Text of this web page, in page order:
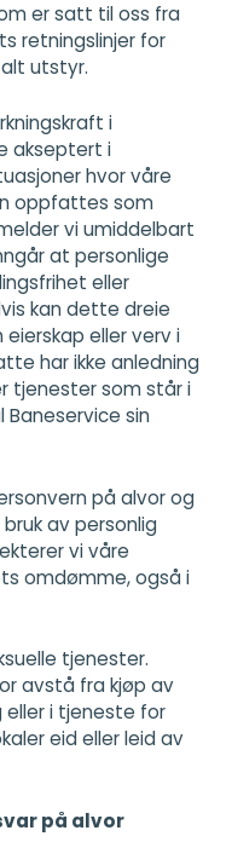
er satt til oss fra
retningslinjer for
utstyr.
i
akseptert i
hvor våre
oppfattes som
vi umiddelbart
at personlige
eller
kan dette dreie
eller verv i
har ikke anledning
tjenester som står i
sin
på alvor og
av personlig
vi våre
omdømme, også i
tjenester.
avstå fra kjøp av
i tjeneste for
eid eller leid av
på alvor